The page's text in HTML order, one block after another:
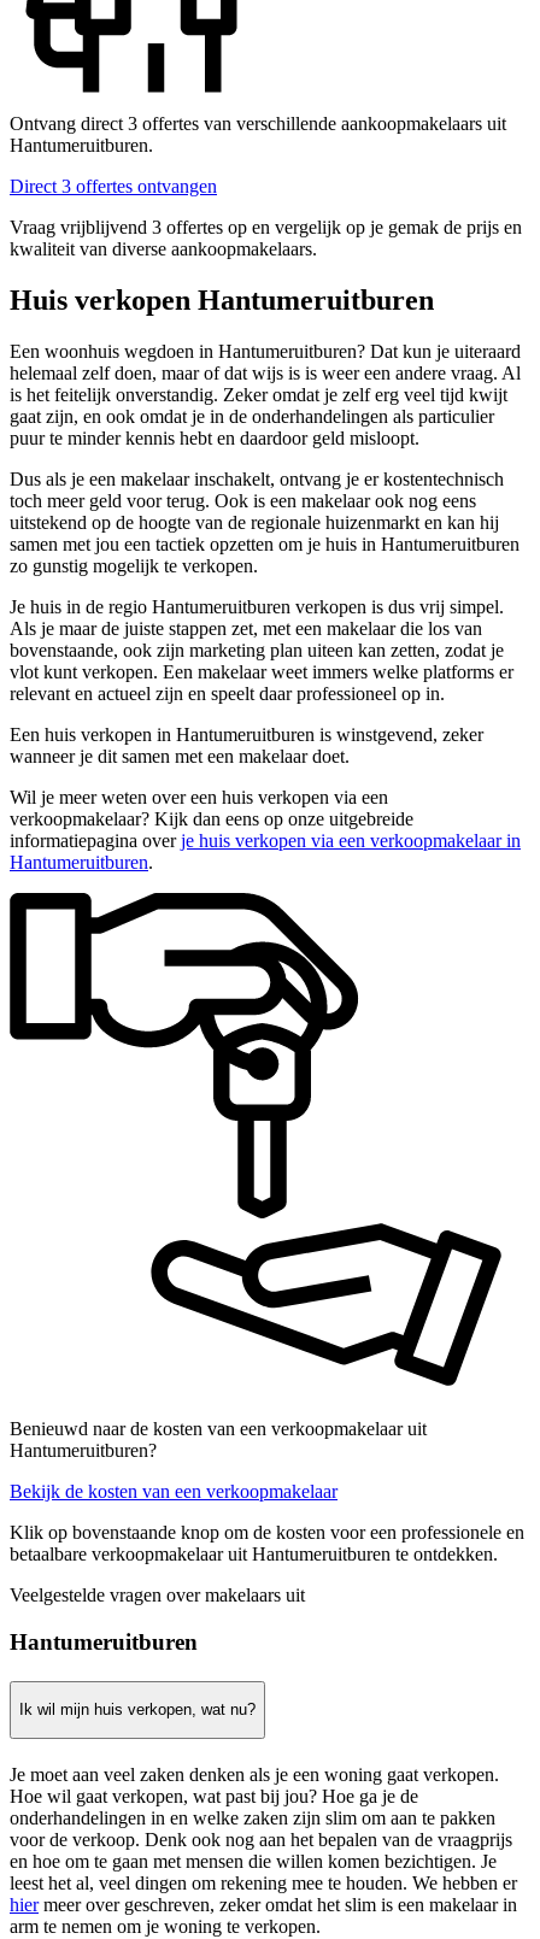
Ontvang direct 3 offertes van verschillende aankoopmakelaars uit
Hantumeruitburen.
Direct 3 offertes ontvangen
Vraag vrijblijvend 3 offertes op en vergelijk op je gemak de prijs en
kwaliteit van diverse aankoopmakelaars.
Huis verkopen Hantumeruitburen
Een woonhuis wegdoen in Hantumeruitburen? Dat kun je uiteraard
helemaal zelf doen, maar of dat wijs is is weer een andere vraag. Al
is het feitelijk onverstandig. Zeker omdat je zelf erg veel tijd kwijt
gaat zijn, en ook omdat je in de onderhandelingen als particulier
puur te minder kennis hebt en daardoor geld misloopt.
Dus als je een makelaar inschakelt, ontvang je er kostentechnisch
toch meer geld voor terug. Ook is een makelaar ook nog eens
uitstekend op de hoogte van de regionale huizenmarkt en kan hij
samen met jou een tactiek opzetten om je huis in Hantumeruitburen
zo gunstig mogelijk te verkopen.
Je huis in de regio Hantumeruitburen verkopen is dus vrij simpel.
Als je maar de juiste stappen zet, met een makelaar die los van
bovenstaande, ook zijn marketing plan uiteen kan zetten, zodat je
vlot kunt verkopen. Een makelaar weet immers welke platforms er
relevant en actueel zijn en speelt daar professioneel op in.
Een huis verkopen in Hantumeruitburen is winstgevend, zeker
wanneer je dit samen met een makelaar doet.
Wil je meer weten over een huis verkopen via een
verkoopmakelaar? Kijk dan eens op onze uitgebreide
informatiepagina overje huis verkopen via een verkoopmakelaar in
Hantumeruitburen.
Benieuwd naar de kosten van een verkoopmakelaar uit
Hantumeruitburen?
Bekijk de kosten van een verkoopmakelaar
Klik op bovenstaande knop om de kosten voor een professionele en
betaalbare verkoopmakelaar uit Hantumeruitburen te ontdekken.
Veelgestelde vragen over makelaars uit
Hantumeruitburen
Ik wil mijn huis verkopen, wat nu?
Je moet aan veel zaken denken als je een woning gaat verkopen.
Hoe wil gaat verkopen, wat past bij jou? Hoe ga je de
onderhandelingen in en welke zaken zijn slim om aan te pakken
voor de verkoop. Denk ook nog aan het bepalen van de vraagprijs
en hoe om te gaan met mensen die willen komen bezichtigen. Je
leest het al, veel dingen om rekening mee te houden. We hebben er
hiermeer over geschreven, zeker omdat het slim is een makelaar in
arm te nemen om je woning te verkopen.